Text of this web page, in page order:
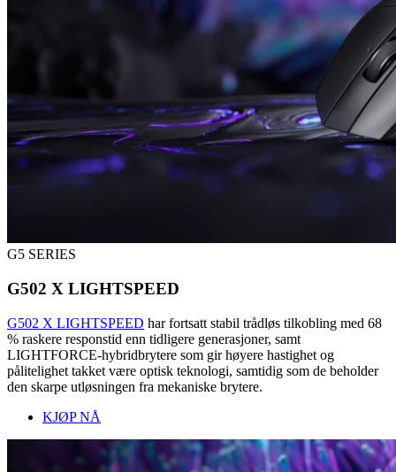
G5 SERIES
G502 X LIGHTSPEED
G502 X LIGHTSPEED har fortsatt stabil trådløs tilkobling med 68
% raskere responstid enn tidligere generasjoner, samt
LIGHTFORCE-hybridbrytere som gir høyere hastighet og
pålitelighet takket være optisk teknologi, samtidig som de beholder
den skarpe utløsningen fra mekaniske brytere.
KJØP NÅ